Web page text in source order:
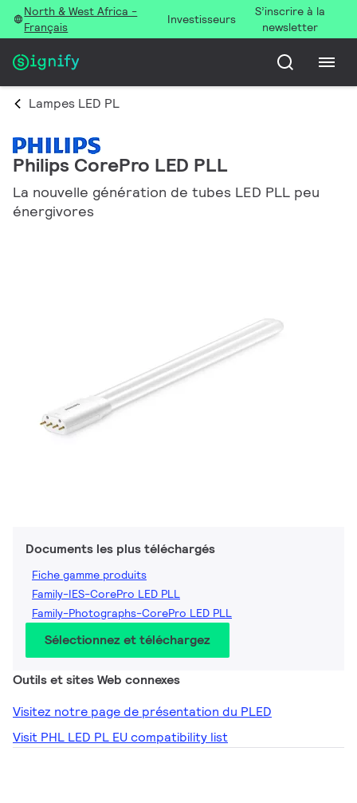
North & West Africa -
Français
Investisseurs
S’inscrire à la
newsletter
Lampes LED PL
Philips CorePro LED PLL
La nouvelle génération de tubes LED PLL peu
énergivores
Documents les plus téléchargés
Fiche gamme produits
Family-IES-CorePro LED PLL
Family-Photographs-CorePro LED PLL
Sélectionnez et téléchargez
Outils et sites Web connexes
Visitez notre page de présentation du PLED
Visit PHL LED PL EU compatibility list